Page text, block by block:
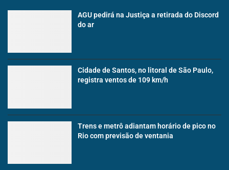
AGU pedirá na Justiça a retirada do Discord
do ar
Cidade de Santos, no litoral de São Paulo,
registra ventos de 109 km/h
Trens e metrô adiantam horário de pico no
Rio com previsão de ventania